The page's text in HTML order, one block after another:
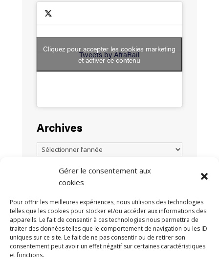
Gérer le consentement aux
cookies
Pour offrir les meilleures expériences, nous utilisons des technologies
telles que les cookies pour stocker et/ou accéder aux informations des
appareils. Le fait de consentir à ces technologies nous permettra de
traiter des données telles que le comportement de navigation ou les ID
uniques sur ce site. Le fait de ne pas consentir ou de retirer son
consentement peut avoir un effet négatif sur certaines caractéristiques
et fonctions.
Tweets by AfraRail
Cliquez pour accepter les cookies marketing
et activer ce contenu
Archives
TOUTES LES ACTUALITÉS